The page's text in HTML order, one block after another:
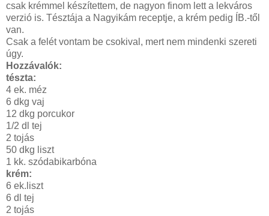
csak krémmel készítettem, de nagyon finom lett a lekváros
verzió is. Tésztája a Nagyikám receptje, a krém pedig ÍB.-től
van.
Csak a felét vontam be csokival, mert nem mindenki szereti
úgy.
Hozzávalók:
tészta:
4 ek. méz
6 dkg vaj
12 dkg porcukor
1/2 dl tej
2 tojás
50 dkg liszt
1 kk. szódabikarbóna
krém:
6 ek.liszt
6 dl tej
2 tojás